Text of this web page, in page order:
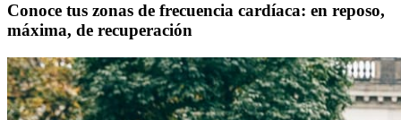
Conoce tus zonas de frecuencia cardíaca: en reposo,
máxima, de recuperación